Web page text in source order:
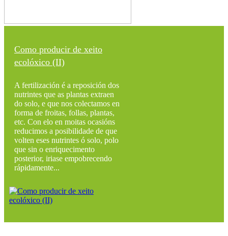
Como producir de xeito
ecolóxico (II)
A fertilización é a reposición dos
nutrintes que as plantas extraen
do solo, e que nos colectamos en
forma de froitas, follas, plantas,
etc. Con elo en moitas ocasións
reducimos a posibilidade de que
volten eses nutrintes ó solo, polo
que sin o enriquecimento
posterior, iriase empobrecendo
rápidamente...